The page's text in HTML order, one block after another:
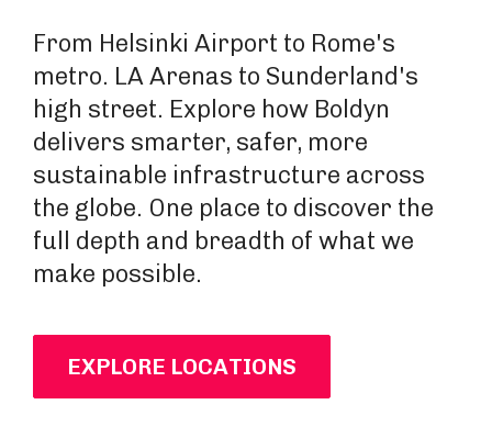
From Helsinki Airport to Rome's
metro. LA Arenas to Sunderland's
high street. Explore how Boldyn
delivers smarter, safer, more
sustainable infrastructure across
the globe. One place to discover the
full depth and breadth of what we
make possible.
EXPLORE LOCATIONS